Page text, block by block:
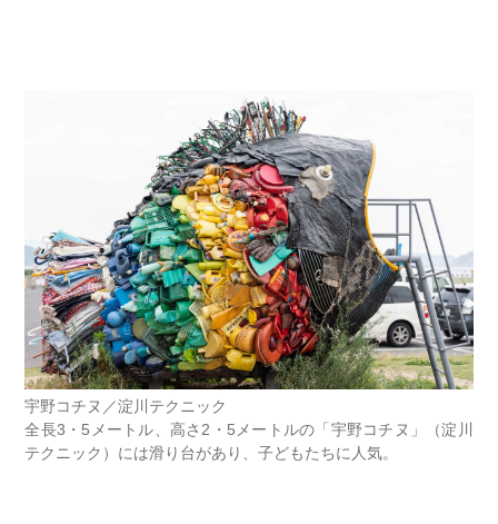
宇野コチヌ／淀川テクニック
全長3・5メートル、高さ2・5メートルの「宇野コチヌ」（淀川
テクニック）には滑り台があり、子どもたちに人気。